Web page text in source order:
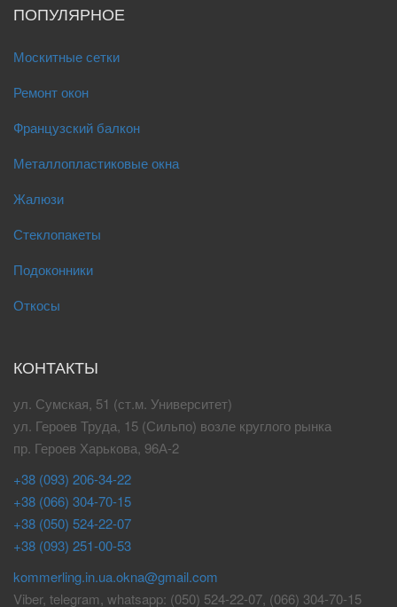
ПОПУЛЯРНОЕ
Москитные сетки
Ремонт окон
Французский балкон
Металлопластиковые окна
Жалюзи
Стеклопакеты
Подоконники
Откосы
КОНТАКТЫ
ул. Сумская, 51 (ст.м. Университет)
ул. Героев Труда, 15 (Сильпо) возле круглого рынка
пр. Героев Харькова, 96А-2
+38 (093) 206-34-22
+38 (066) 304-70-15
+38 (050) 524-22-07
+38 (093) 251-00-53
kommerling.in.ua.okna@gmail.com
Viber, telegram, whatsapp: (050) 524-22-07, (066) 304-70-15